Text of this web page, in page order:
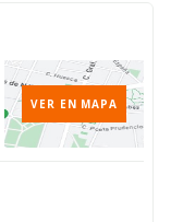
VER EN MAPA